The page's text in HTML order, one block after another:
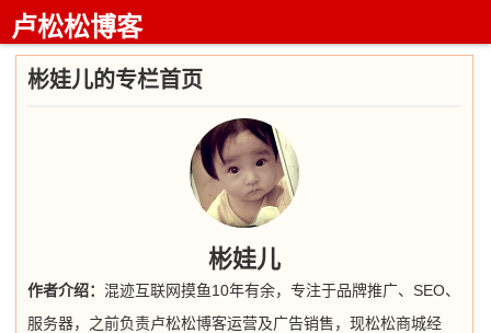
卢松松博客
彬娃儿的专栏首页
彬娃儿
作者介绍： 混迹互联网摸鱼10年有余，专注于品牌推广、SEO、
服务器，之前负责卢松松博客运营及广告销售，现松松商城经